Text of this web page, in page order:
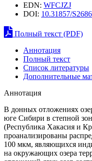
EDN: WFCJZJ
DOI: 10.31857/
Полный текст (PDF)
Аннотация
Полный текст
Список литературы
Дополнительные
Аннотация
В донных отложениях
юге Сибири в степной
(Республика Хакасия и
проанализированы
100 мкм, являющихся
на окружающих озера